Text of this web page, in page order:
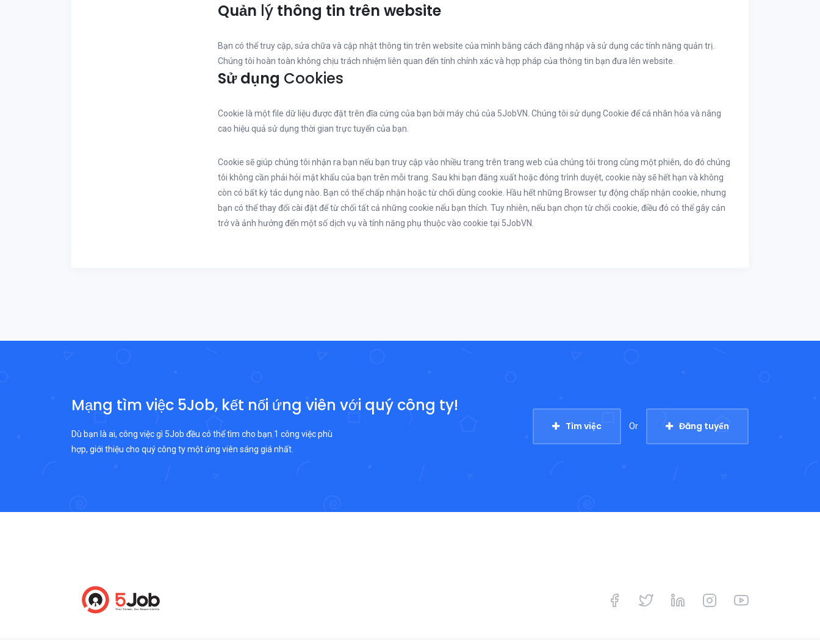
Quản lý thông tin trên website
Bạn có thể truy cập, sửa chữa và cập nhật thông tin trên website của mình bằng cách đăng nhập và sử dụng các tính năng quản trị.
Chúng tôi hoàn toàn không chịu trách nhiệm liên quan đến tính chính xác và hợp pháp của thông tin bạn đưa lên website.
Sử dụng Cookies
Cookie là một file dữ liệu được đặt trên đĩa cứng của bạn bởi máy chủ của 5JobVN. Chúng tôi sử dụng Cookie để cá nhân hóa và nâng
cao hiệu quả sử dụng thời gian trực tuyến của bạn.
Cookie sẽ giúp chúng tôi nhận ra bạn nếu bạn truy cập vào nhiều trang trên trang web của chúng tôi trong cùng một phiên, do đó chúng
tôi không cần phải hỏi mật khẩu của bạn trên mỗi trang. Sau khi bạn đăng xuất hoặc đóng trình duyệt, cookie này sẽ hết hạn và không
còn có bất kỳ tác dụng nào. Bạn có thể chấp nhận hoặc từ chối dùng cookie. Hầu hết những Browser tự động chấp nhận cookie, nhưng
bạn có thể thay đổi cài đặt để từ chối tất cả những cookie nếu bạn thích. Tuy nhiên, nếu bạn chọn từ chối cookie, điều đó có thể gây cản
trở và ảnh hưởng đến một số dịch vụ và tính năng phụ thuộc vào cookie tại 5JobVN.
Mạng tìm việc 5Job, kết nối ứng viên với quý công ty!
Dù bạn là ai, công việc gì 5Job đều có thể tìm cho bạn 1 công việc phù
hợp, giới thiệu cho quý công ty một ứng viên sáng giá nhất.
Tìm việc Or Đăng tuyển